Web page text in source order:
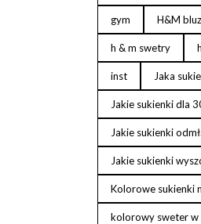
gym H&M
h & m swetry
inst Jaka
Jakie sukienki dla
Jakie sukienki
Jakie sukienki
Kolorowe sukienki
kolorowy sweter w